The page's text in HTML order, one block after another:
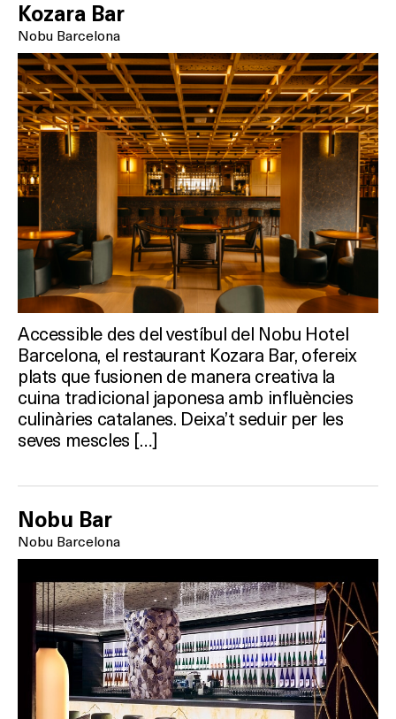
Kozara Bar
Nobu Barcelona
Accessible des del vestíbul del Nobu Hotel
Barcelona, el restaurant Kozara Bar, ofereix
plats que fusionen de manera creativa la
cuina tradicional japonesa amb influències
culinàries catalanes. Deixa’t seduir per les
seves mescles […]
Nobu Bar
Nobu Barcelona